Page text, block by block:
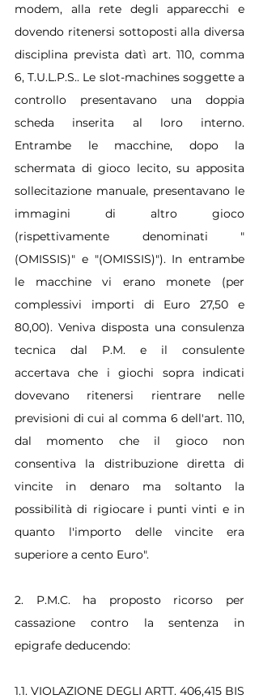
modem, alla rete degli apparecchi e
dovendo ritenersi sottoposti alla diversa
disciplina prevista datì art. 110, comma
6, T.U.L.P.S.. Le slot-machines soggette a
controllo presentavano una doppia
scheda inserita al loro interno.
Entrambe le macchine, dopo la
schermata di gioco lecito, su apposita
sollecitazione manuale, presentavano le
immagini di altro gioco
(rispettivamente denominati "
(OMISSIS)" e "(OMISSIS)"). In entrambe
le macchine vi erano monete (per
complessivi importi di Euro 27,50 e
80,00). Veniva disposta una consulenza
tecnica dal P.M. e il consulente
accertava che i giochi sopra indicati
dovevano ritenersi rientrare nelle
previsioni di cui al comma 6 dell'art. 110,
dal momento che il gioco non
consentiva la distribuzione diretta di
vincite in denaro ma soltanto la
possibilità di rigiocare i punti vinti e in
quanto l'importo delle vincite era
superiore a cento Euro".
2. P.M.C. ha proposto ricorso per
cassazione contro la sentenza in
epigrafe deducendo:
1.1. VIOLAZIONE DEGLI ARTT. 406,415 BIS